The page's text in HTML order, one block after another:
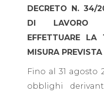
DECRETO N. 34/
DI LAVORO
EFFETTUARE LA
MISURA
Fino al 31 agosto
obblighi